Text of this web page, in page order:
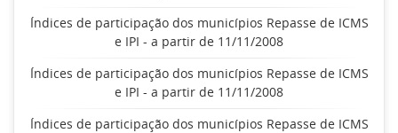
Índices de participação dos municípios Repasse de ICMS
e IPI - a partir de 11/11/2008
Índices de participação dos municípios Repasse de ICMS
e IPI - a partir de 11/11/2008
Índices de participação dos municípios Repasse de ICMS